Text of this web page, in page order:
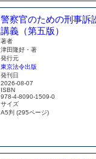
警察官のための刑事訴
講義（第五版）
著者
津田隆好・著
発行元
東京法令出版
発刊日
2026-08-07
ISBN
978-4-8090-1509-0
サイズ
A5判 (295ページ)